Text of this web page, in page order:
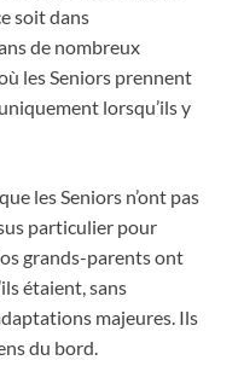
soit dans
de nombreux
les Seniors prennent
lorsqu’ils y
les Seniors n’ont pas
particulier pour
grands-parents ont
étaient, sans
majeures. Ils
du bord.